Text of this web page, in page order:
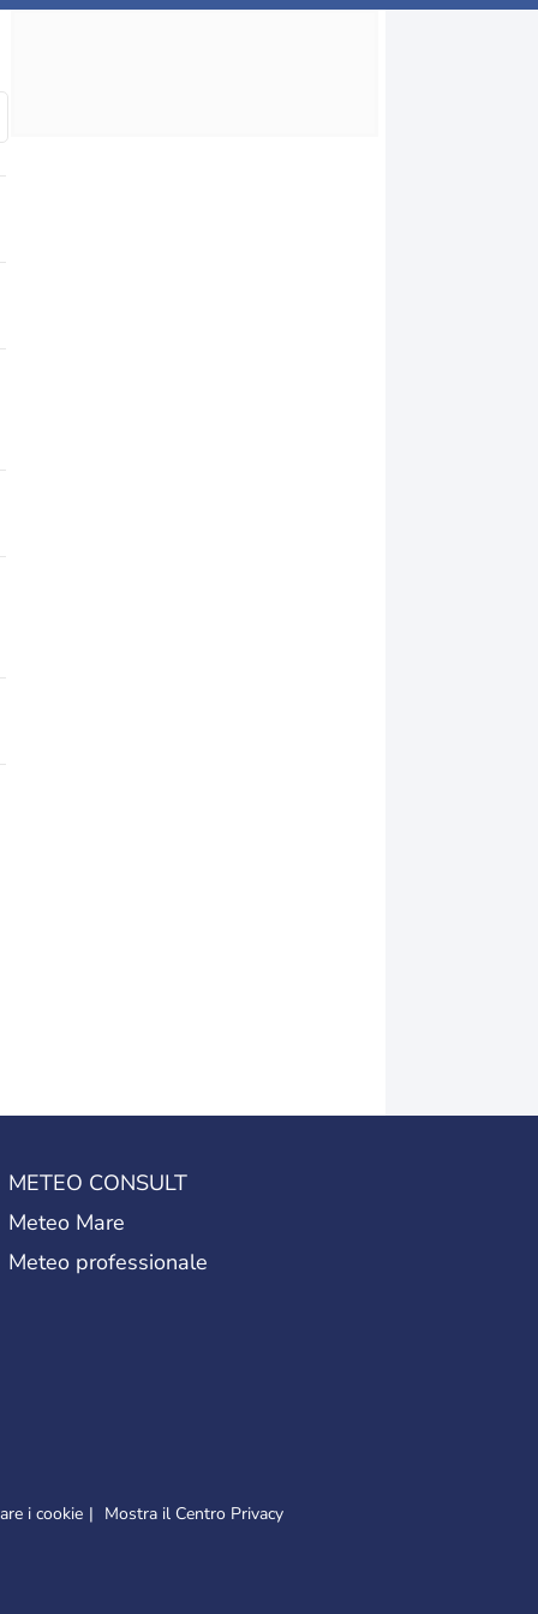
METEO CONSULT
Meteo Mare
Meteo professionale
i cookie
Mostra il Centro Privacy